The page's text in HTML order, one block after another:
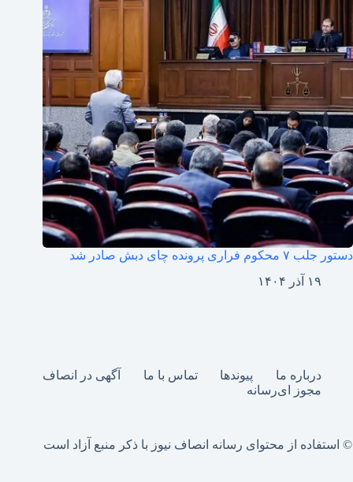
دستور جلب ۷ محکوم فراری پرونده چای دبش صادر شد
۱۹ آذر ۱۴۰۴
درباره ما پیوندها تماس با ما
آگهی در انصاف
مجوز ای‌رسانه
© استفاده از محتوای رسانه انصاف نیوز با ذکر منبع آزاد است